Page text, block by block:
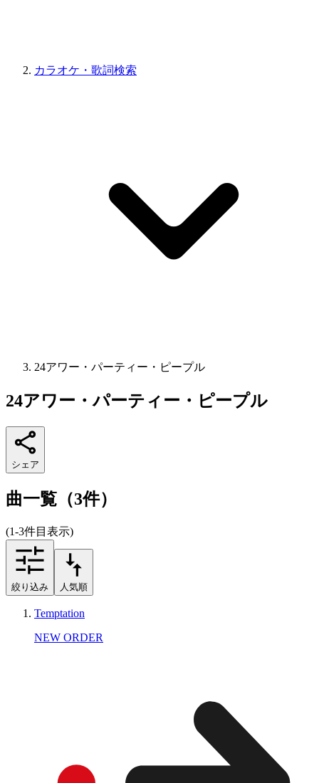
カラオケ・歌詞検索
24アワー・パーティー・ピープル
24アワー・パーティー・ピープル
シェア
曲一覧（3件）
(1-3件目表示)
絞り込み 人気順
Temptation
NEW ORDER